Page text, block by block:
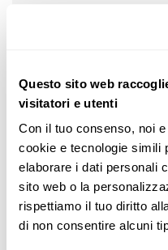
Questo sito web
visitatori e utenti
Con il tuo consenso, noi
cookie e tecnologie simili
elaborare i dati personali
sito web o la
rispettiamo il tuo diritto
di non consentire alcuni
Negozi
L'industria del
Valsugana
Via Hippoliti, 8, 38051